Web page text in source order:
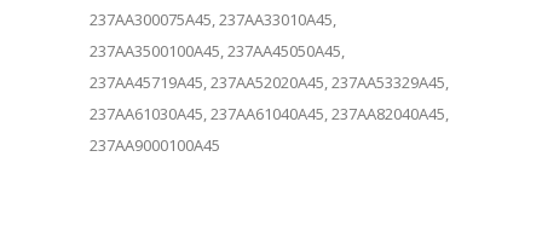
237AA300075A45, 237AA33010A45,
237AA3500100A45, 237AA45050A45,
237AA45719A45, 237AA52020A45, 237AA53329A45,
237AA61030A45, 237AA61040A45, 237AA82040A45,
237AA9000100A45